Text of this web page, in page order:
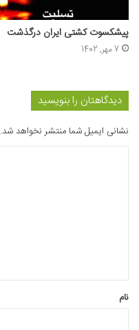
پیشکسوت کشتی ایران درگذشت
7 مهر, 1402
دیدگاهتان را بنویسید
نشانی ایمیل شما منتشر نخواهد شد.
*
نام